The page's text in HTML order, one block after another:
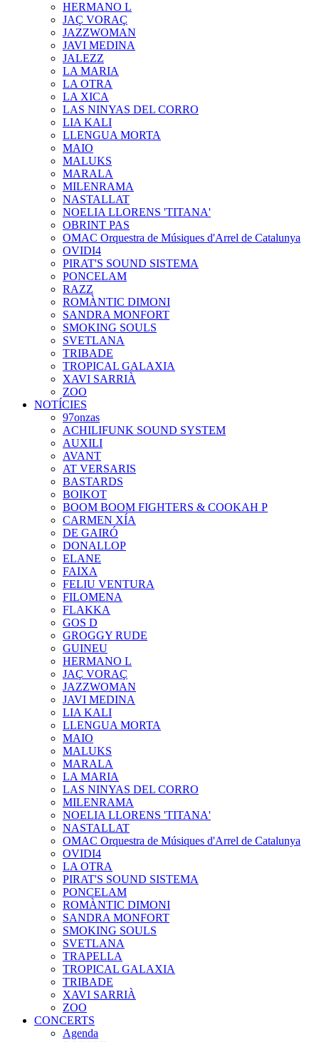
HERMANO L
JAÇ VORAÇ
JAZZWOMAN
JAVI MEDINA
JALEZZ
LA MARIA
LA OTRA
LA XICA
LAS NINYAS DEL CORRO
LIA KALI
LLENGUA MORTA
MAIO
MALUKS
MARALA
MILENRAMA
NASTALLAT
NOELIA LLORENS 'TITANA'
OBRINT PAS
OMAC Orquestra de Músiques d'Arrel de Catalunya
OVIDI4
PIRAT'S SOUND SISTEMA
PONCELAM
RAZZ
ROMÀNTIC DIMONI
SANDRA MONFORT
SMOKING SOULS
SVETLANA
TRIBADE
TROPICAL GALAXIA
XAVI SARRIÀ
ZOO
NOTÍCIES
97onzas
ACHILIFUNK SOUND SYSTEM
AUXILI
AVANT
AT VERSARIS
BASTARDS
BOIKOT
BOOM BOOM FIGHTERS & COOKAH P
CARMEN XÍA
DE GAIRÓ
DONALLOP
ELANE
FAIXA
FELIU VENTURA
FILOMENA
FLAKKA
GOS D
GROGGY RUDE
GUINEU
HERMANO L
JAÇ VORAÇ
JAZZWOMAN
JAVI MEDINA
LIA KALI
LLENGUA MORTA
MAIO
MALUKS
MARALA
LA MARIA
LAS NINYAS DEL CORRO
MILENRAMA
NOELIA LLORENS 'TITANA'
NASTALLAT
OMAC Orquestra de Músiques d'Arrel de Catalunya
OVIDI4
LA OTRA
PIRAT'S SOUND SISTEMA
PONCELAM
ROMÀNTIC DIMONI
SANDRA MONFORT
SMOKING SOULS
SVETLANA
TRAPELLA
TROPICAL GALAXIA
TRIBADE
XAVI SARRIÀ
ZOO
CONCERTS
Agenda